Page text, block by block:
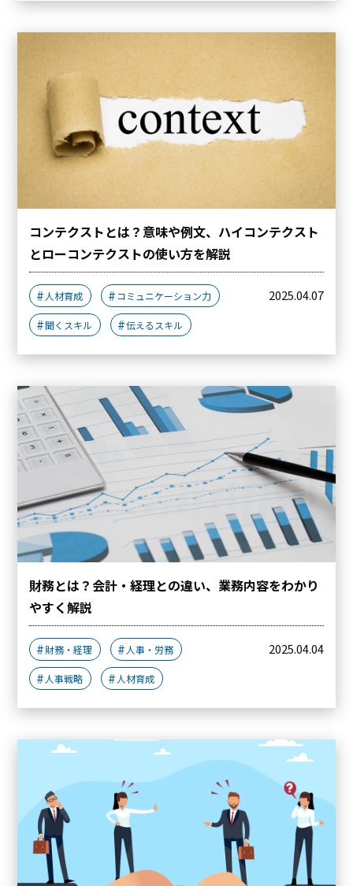
コンテクストとは？意味や例文、ハイコンテクスト
とローコンテクストの使い方を解説
人材育成 コミュニケーション力
聞くスキル 伝えるスキル
2025.04.07
財務とは？会計・経理との違い、業務内容をわかり
やすく解説
財務・経理 人事・労務
人事戦略 人材育成
2025.04.04